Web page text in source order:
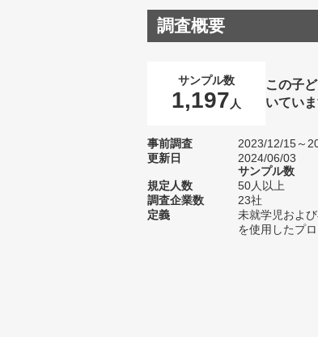
調査概要
サンプル数
1,197 人
この子
いていま
事前調査
2023/12/15～
更新日
2024/06/03
サンプル数
規定人数
50人以上
調査企業数
23社
定義
未就学児およ
を使用したプ